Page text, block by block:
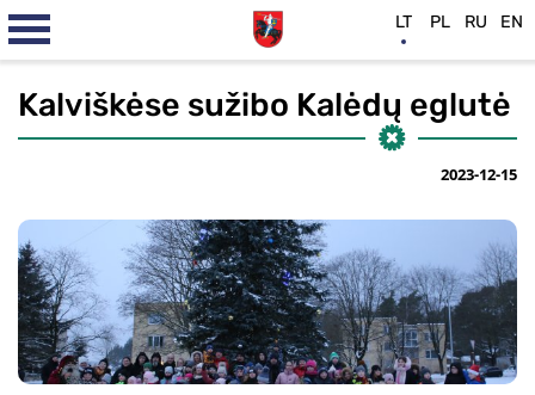
Kalviškėse sužibo Kalėdų eglutė
2023-12-15
LT PL RU EN